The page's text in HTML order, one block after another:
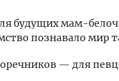
будущих мам-
познавало мир
— для